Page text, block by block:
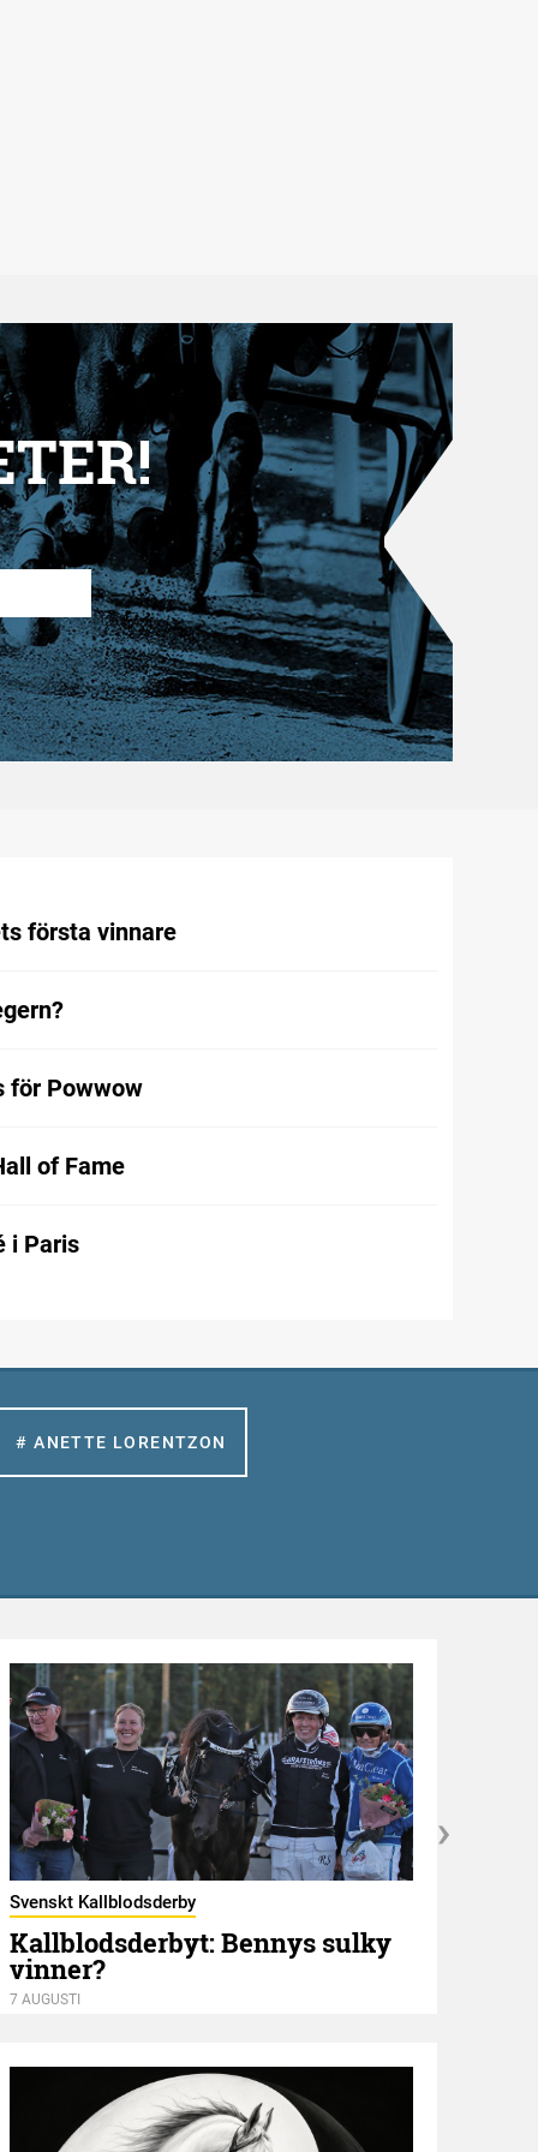
första vinnare
för Powwow
of Fame
i Paris
# ANETTE LORENTZON
Svenskt Kallblodsderby
Kallblodsderbyt: Bennys sulky
vinner?
7 AUGUSTI